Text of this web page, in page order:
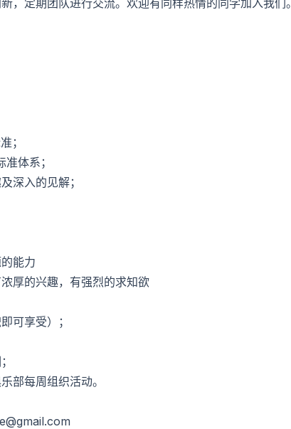
，定期团队进行交流。欢迎有同样热情的同学加入我们。
；
体系；
深入的见解；
能力
厚的兴趣，有强烈的求知欲
可享受）；
部每周组织活动。